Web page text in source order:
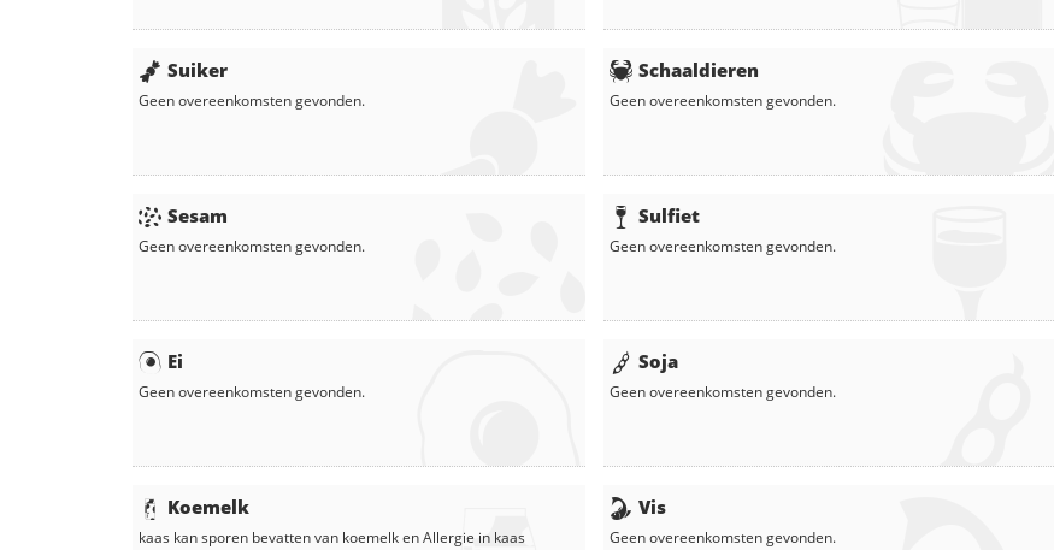
Suiker
Geen overeenkomsten gevonden.
Sesam
Geen overeenkomsten gevonden.
Ei
Geen overeenkomsten gevonden.
Koemelk
kaas kan sporen bevatten van koemelk enAllergie in kaas
Schaaldieren
Geen overeenkomsten gevonden.
Sulfiet
Geen overeenkomsten gevonden.
Soja
Geen overeenkomsten gevonden.
Vis
Geen overeenkomsten gevonden.